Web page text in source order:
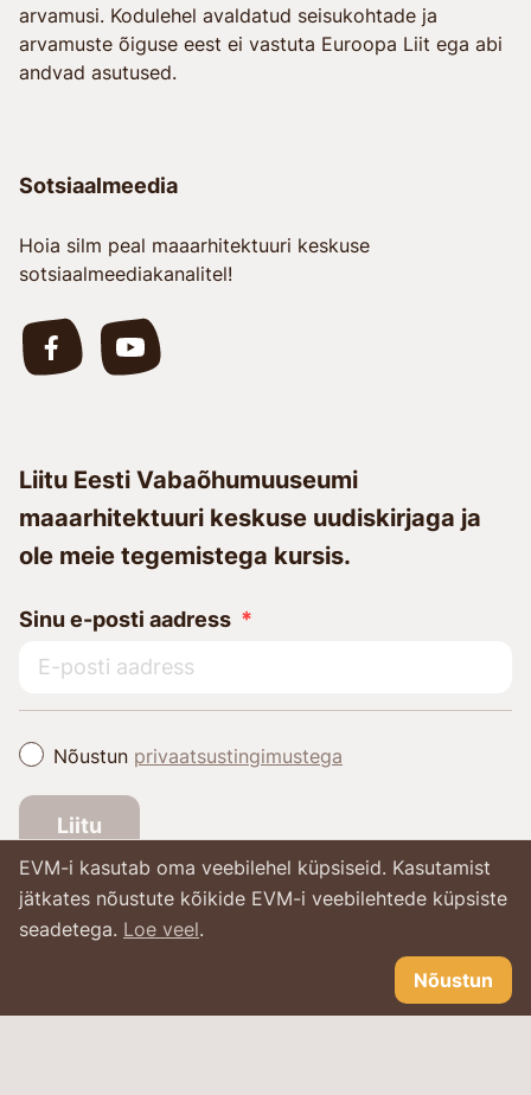
arvamusi. Kodulehel avaldatud seisukohtade ja
arvamuste õiguse eest ei vastuta Euroopa Liit ega abi
andvad asutused.
Sotsiaalmeedia
Hoia silm peal maaarhitektuuri keskuse
sotsiaalmeediakanalitel!
Liitu Eesti Vabaõhumuuseumi
maaarhitektuuri keskuse uudiskirjaga ja
ole meie tegemistega kursis.
Sinu e-posti aadress
Nõustun privaatsustingimustega
Liitu
EVM-i kasutab oma veebilehel küpsiseid. Kasutamist
jätkates nõustute kõikide EVM-i veebilehtede küpsiste
seadetega. Loe veel.
Nõustun